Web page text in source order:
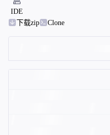
IDE
下载zip
Clone